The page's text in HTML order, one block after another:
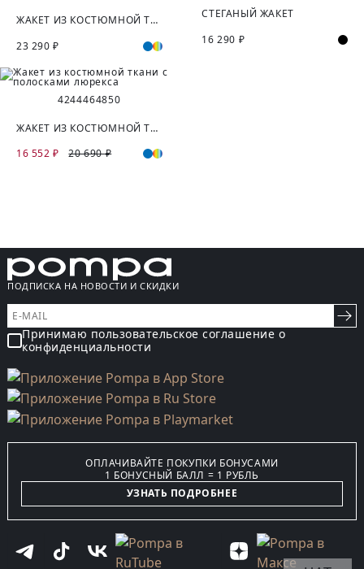
ЖАКЕТ ИЗ КОСТЮМНОЙ ТКАНИ С ОТКРЫТЫМИ СРЕЗАМИ
23 290 ₽
СТЕГАНЫЙ ЖАКЕТ
16 290 ₽
4244464850
ЖАКЕТ ИЗ КОСТЮМНОЙ ТКАНИ С ПОЛОСКАМИ ЛЮРЕКСА
16 552 ₽
20 690 ₽
ПОДПИСКА НА НОВОСТИ И СКИДКИ
Принимаю пользовательское соглашение о
конфиденциальности
ОПЛАЧИВАЙТЕ ПОКУПКИ БОНУСАМИ
1 БОНУСНЫЙ БАЛЛ = 1 РУБЛЬ
УЗНАТЬ ПОДРОБНЕЕ